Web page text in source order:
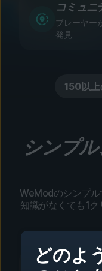
コミュニ
プレーヤー
発見
150以上
シンプ
WeModのシンプ
知識がなくても1
どのよ